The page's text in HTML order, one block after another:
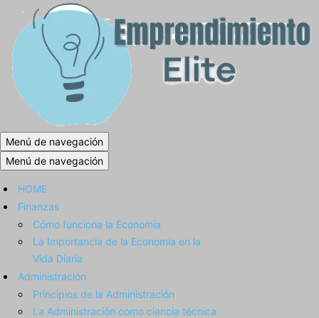
Menú de navegación
Menú de navegación
HOME
Finanzas
Cómo funciona la Economía
La Importancia de la Economía en la
Vida Diaria
Administración
Principios de la Administración
La Administración como ciencia técnica